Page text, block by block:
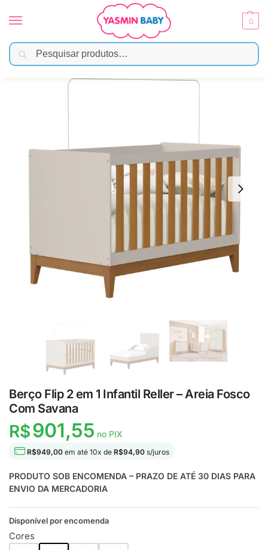
0
Início Móveis Infantis / Berço /
Berço Flip 2 em 1 Infantil Reller – Areia Fosco
Com Savana
R$901,55 no PIX
R$949,00 em até 10x de R$94,90 s/juros
PRODUTO SOB ENCOMENDA – PRAZO DE ATÉ 30 DIAS PARA
ENVIO DA MERCADORIA
Disponível por encomenda
Cores